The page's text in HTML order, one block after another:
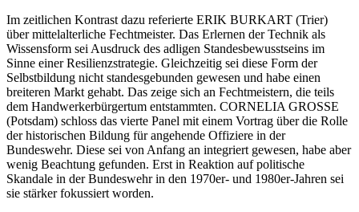
Im zeitlichen Kontrast dazu referierte ERIK BURKART (Trier)
über mittelalterliche Fechtmeister. Das Erlernen der Technik als
Wissensform sei Ausdruck des adligen Standesbewusstseins im
Sinne einer Resilienzstrategie. Gleichzeitig sei diese Form der
Selbstbildung nicht standesgebunden gewesen und habe einen
breiteren Markt gehabt. Das zeige sich an Fechtmeistern, die teils
dem Handwerkerbürgertum entstammten. CORNELIA GROSSE
(Potsdam) schloss das vierte Panel mit einem Vortrag über die Rolle
der historischen Bildung für angehende Offiziere in der
Bundeswehr. Diese sei von Anfang an integriert gewesen, habe aber
wenig Beachtung gefunden. Erst in Reaktion auf politische
Skandale in der Bundeswehr in den 1970er- und 1980er-Jahren sei
sie stärker fokussiert worden.